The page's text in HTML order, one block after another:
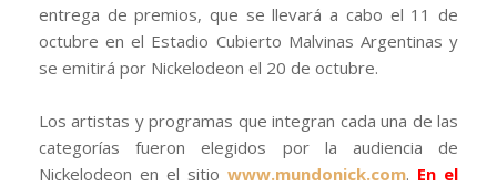
entrega de premios, que se llevará a cabo el 11 de
octubre en el Estadio Cubierto Malvinas Argentinas y
se emitirá por Nickelodeon el 20 de octubre.
Los artistas y programas que integran cada una de las
categorías fueron elegidos por la audiencia de
Nickelodeon en el sitio www.mundonick.com. En el